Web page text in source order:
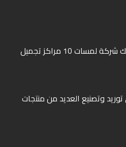
ﺗﻤﺘﻠﻚ ﺷﺮﻛﺔ ﻟﻤﺴﺎت 10 ﻣﺮاﻛﺰ ﺗﺠﻤﻴﻞ
وﺗﺼﻨﻴﻊ اﻟﻌﺪﻳﺪ ﻣﻦ ﻣﻨﺘﺠﺎت